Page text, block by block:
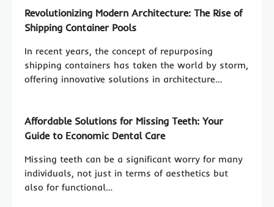
Revolutionizing Modern Architecture: The Rise of
Shipping Container Pools
In recent years, the concept of repurposing
shipping containers has taken the world by storm,
offering innovative solutions in architecture…
Affordable Solutions for Missing Teeth: Your
Guide to Economic Dental Care
Missing teeth can be a significant worry for many
individuals, not just in terms of aesthetics but
also for functional…